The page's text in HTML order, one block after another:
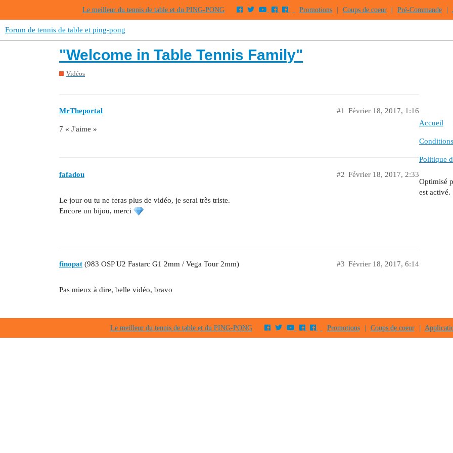
Le meilleur du tennis de table et du PING-PONG Promotions Coups de coeur Pré-Commande
Forum de tennis de table et ping-pong
"Welcome in Table Tennis Family"
Vidéos
MrTheportal Février 18, 2017, 1:16
#1
7 « J'aime »
fafadou Février 18, 2017, 2:33
#2
Le jour ou tu ne feras plus de vidéo, je serai très triste.
Encore un bijou, merci
finopat (983 OSP U2 Fastarc G1 2mm / Vega Tour 2mm) Février 18, 2017, 6:14
#3
Pas mieux à dire, belle vidéo, bravo
Accueil
Politique
Optimisé
est activé.
Le meilleur du tennis de table et du PING-PONG Promotions | Coups de coeur |